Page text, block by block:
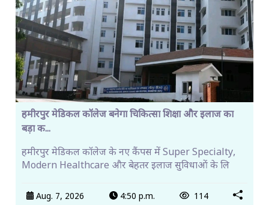
हमीरपुर मेडिकल कॉलेज बनेगा चिकित्सा शिक्षा और इलाज का
बड़ा क...
हमीरपुर मेडिकल कॉलेज के नए कैंपस में Super Specialty,
Modern Healthcare और बेहतर इलाज सुविधाओं के लि
Aug. 7, 2026 4:50 p.m. 114